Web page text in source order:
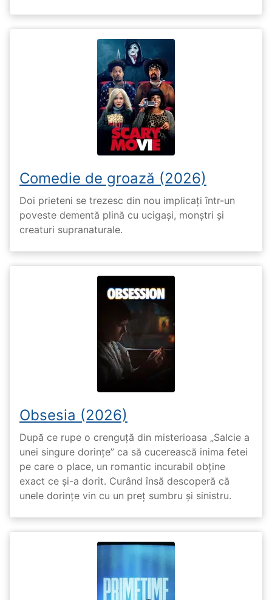
Comedie de groază (2026)
Doi prieteni se trezesc din nou implicați într-un
poveste dementă plină cu ucigași, monștri și
creaturi supranaturale.
Obsesia (2026)
După ce rupe o crenguță din misterioasa „Salcie a
unei singure dorințe” ca să cucerească inima fetei
pe care o place, un romantic incurabil obține
exact ce și-a dorit. Curând însă descoperă că
unele dorințe vin cu un preț sumbru și sinistru.